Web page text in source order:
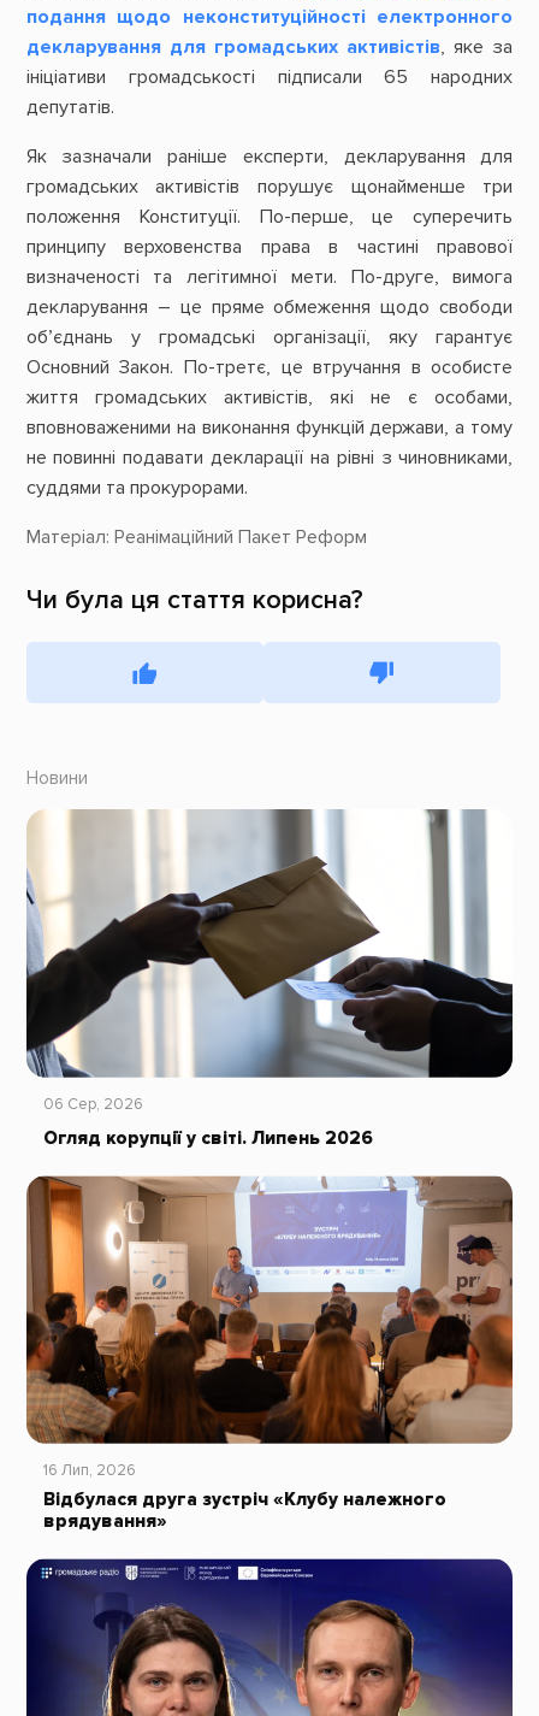
подання щодо неконституційності електронного
декларування для громадських активістів, яке за
ініціативи громадськості підписали 65 народних
депутатів.
Як зазначали раніше експерти, декларування для
громадських активістів порушує щонайменше три
положення Конституції. По-перше, це суперечить
принципу верховенства права в частині правової
визначеності та легітимної мети. По-друге, вимога
декларування – це пряме обмеження щодо свободи
об’єднань у громадські організації, яку гарантує
Основний Закон. По-третє, це втручання в особисте
життя громадських активістів, які не є особами,
вповноваженими на виконання функцій держави, а тому
не повинні подавати декларації на рівні з чиновниками,
суддями та прокурорами.
Матеріал: Реанімаційний Пакет Реформ
Чи була ця стаття корисна?
Новини
06 Сер, 2026
Огляд корупції у світі. Липень 2026
16 Лип, 2026
Відбулася друга зустріч «Клубу належного
врядування»